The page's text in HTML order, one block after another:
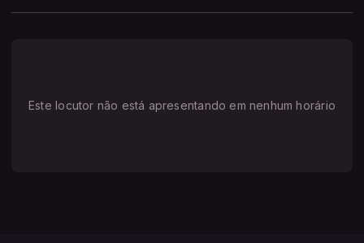
Este locutor não está apresentando em nenhum horário